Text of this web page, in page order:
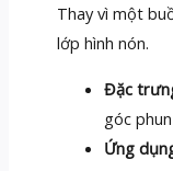
Thay vì một
lớp hình nón.
Đặc
góc
Ứng